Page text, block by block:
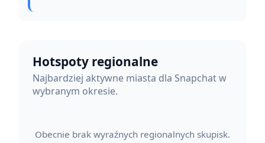
Hotspoty regionalne
Najbardziej aktywne miasta dla Snapchat w
wybranym okresie.
Obecnie brak wyraźnych regionalnych skupisk.